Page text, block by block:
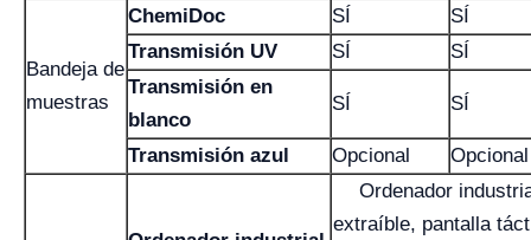
Bandeja de
muestras
ChemiDoc SÍ
SÍ
Transmisión UV
SÍ
SÍ
Transmisión en
blanco
SÍ SÍ
Transmisión azul Opcional Opcional
Ordenador
extraíble, pantalla